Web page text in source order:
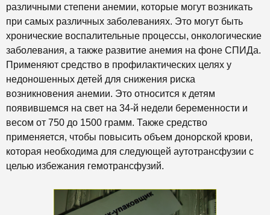
различными степени анемии, которые могут возникать
при самых различных заболеваниях. Это могут быть
хронические воспалительные процессы, онкологические
заболевания, а также развитие анемия на фоне СПИДа.
Применяют средство в профилактических целях у
недоношенных детей для снижения риска
возникновения анемии. Это относится к детям
появившемся на свет на 34-й недели беременности и
весом от 750 до 1500 грамм. Также средство
применяется, чтобы повысить объем донорской крови,
которая необходима для следующей аутотрансфузии с
целью избежания гемотрансфузий.